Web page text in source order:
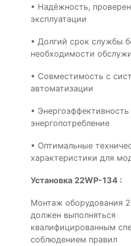
• Надёжность,
эксплуатации
• Долгий срок службы
необходимости
• Совместимость с
автоматизации
•
энергопотребление
• Оптимальные
характеристики для
Установка 22WP-134 :
Монтаж оборудования
должен выполняться
квалифицированным
соблюдением правил